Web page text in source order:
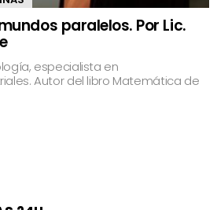
paralelos. Por Lic.
especialista en
Autor del libro Matemática de